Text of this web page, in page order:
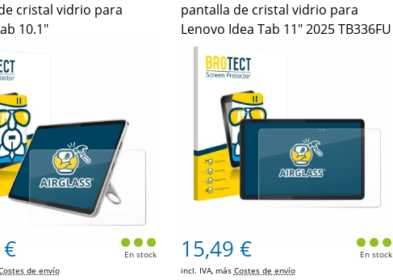
cristal vidrio para
10.1"
de envío
En stock
pantalla de cristal vidrio para
Lenovo Idea Tab 11" 2025 TB336FU
15,49 €
incl. IVA, más Costes de envío
En stock